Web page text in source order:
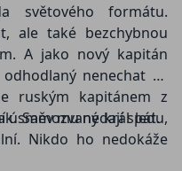
světového formátu.
ale také bezchybnou
A jako nový kapitán
nenechat se
ruským kapitánem z
úsměv mu nedají spát.
Samozvaný král ledu,
Nikdo ho nedokáže